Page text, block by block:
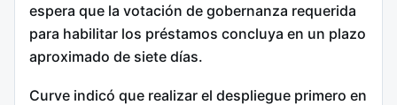
espera que la votación de gobernanza requerida
para habilitar los préstamos concluya en un plazo
aproximado de siete días.
Curve indicó que realizar el despliegue primero en